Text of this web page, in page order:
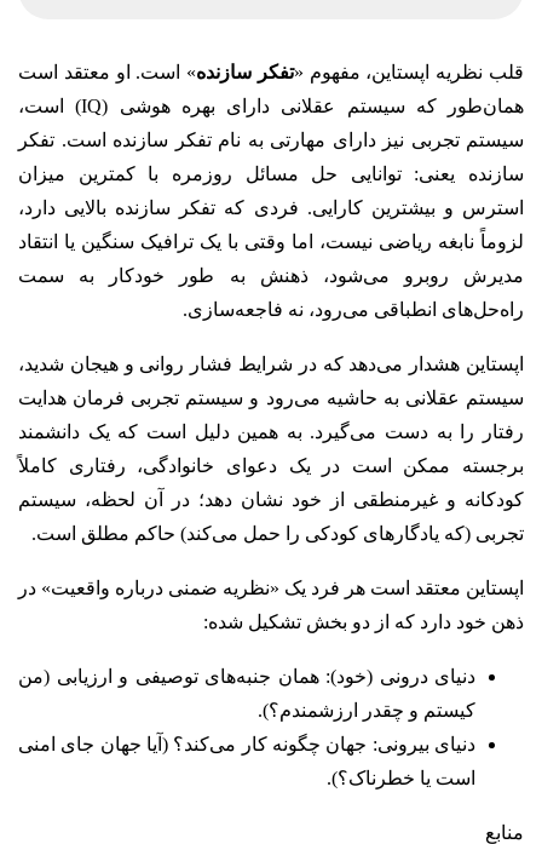
قلب نظریه اپستاین، مفهوم «تفکر سازنده» است. او معتقد است
همان‌طور که سیستم عقلانی دارای بهره هوشی (IQ) است،
سیستم تجربی نیز دارای مهارتی به نام تفکر سازنده است. تفکر
سازنده یعنی: توانایی حل مسائل روزمره با کمترین میزان
استرس و بیشترین کارایی. فردی که تفکر سازنده بالایی دارد،
لزوماً نابغه ریاضی نیست، اما وقتی با یک ترافیک سنگین یا انتقاد
مدیرش روبرو می‌شود، ذهنش به طور خودکار به سمت
راه‌حل‌های انطباقی می‌رود، نه فاجعه‌سازی.
اپستاین هشدار می‌دهد که در شرایط فشار روانی و هیجان شدید،
سیستم عقلانی به حاشیه می‌رود و سیستم تجربی فرمان هدایت
رفتار را به دست می‌گیرد. به همین دلیل است که یک دانشمند
برجسته ممکن است در یک دعوای خانوادگی، رفتاری کاملاً
کودکانه و غیرمنطقی از خود نشان دهد؛ در آن لحظه، سیستم
تجربی (که یادگارهای کودکی را حمل می‌کند) حاکم مطلق است.
اپستاین معتقد است هر فرد یک «نظریه ضمنی درباره واقعیت» در
ذهن خود دارد که از دو بخش تشکیل شده:
دنیای درونی (خود): همان جنبه‌های توصیفی و ارزیابی (من
کیستم و چقدر ارزشمندم؟).
دنیای بیرونی: جهان چگونه کار می‌کند؟ (آیا جهان جای امنی
است یا خطرناک؟).
منابع